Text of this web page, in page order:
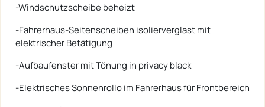
-Windschutzscheibe beheizt
-Fahrerhaus-Seitenscheiben isolierverglast mit
elektrischer Betätigung
-Aufbaufenster mit Tönung in privacy black
-Elektrisches Sonnenrollo im Fahrerhaus für Frontbereich